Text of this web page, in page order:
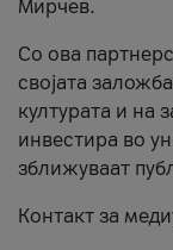
Мирчев.
Со ова
својата
културата и на
инвестира во
зближуваат
Контакт за